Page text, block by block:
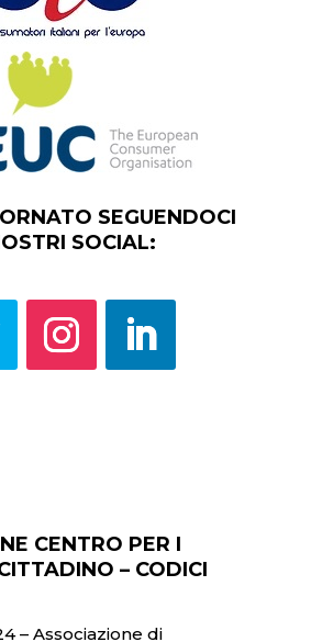
SEGUENDOCI
SOCIAL:
CENTRO PER I
– CODICI
– Associazione di